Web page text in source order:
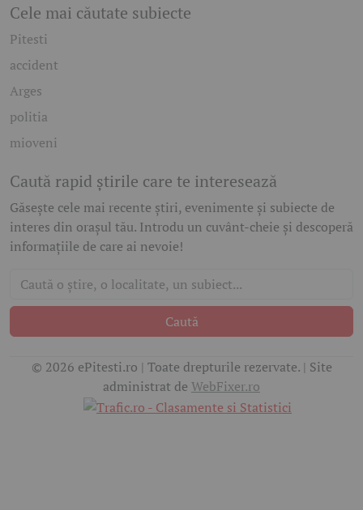
Cele mai căutate subiecte
Pitesti
accident
Arges
politia
mioveni
Caută rapid știrile care te interesează
Găsește cele mai recente știri, evenimente și subiecte de
interes din orașul tău. Introdu un cuvânt-cheie și descoperă
informațiile de care ai nevoie!
Caută
© 2026 ePitesti.ro | Toate drepturile rezervate. | Site
administrat de WebFixer.ro